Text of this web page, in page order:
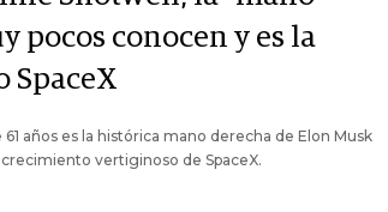
pocos conocen y es la
SpaceX
años es la histórica mano derecha de Elon Musk
vertiginoso de SpaceX.